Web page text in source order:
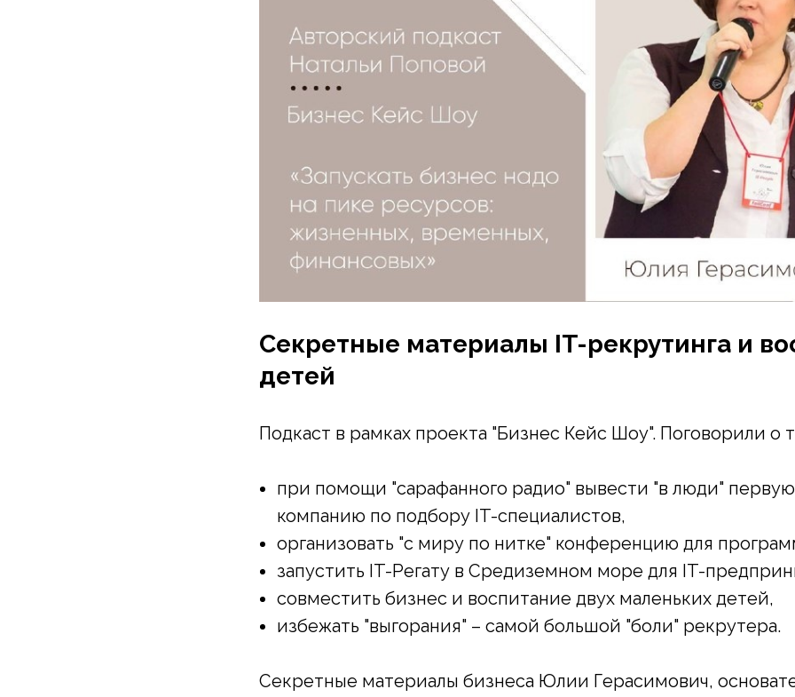
Секретные материалы IT-рекрутинга и
детей
Подкаст в рамках проекта "Бизнес Кейс Шоу". Поговорили о
️при помощи "сарафанного радио" вывести "в люди"
компанию по подбору IT-специалистов,
️организовать "с миру по нитке" конференцию для
️запустить IT-Регату в Средиземном море для IT-
️совместить бизнес и воспитание двух маленьких детей,
️избежать "выгорания" – самой большой "боли" рекрутера.
Секретные материалы бизнеса Юлии Герасимович,